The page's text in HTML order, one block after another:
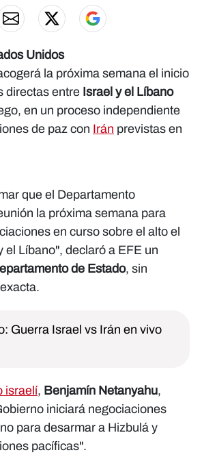
Unidos
la próxima semana el inicio
directas entre Israel y el Líbano
en un proceso independiente
de paz con Irán previstas en
que el Departamento
la próxima semana para
en curso sobre el alto el
el Líbano", declaró a EFE un
de Estado, sin
Guerra Israel vs Irán en vivo
israelí, Benjamín Netanyahu,
iniciará negociaciones
para desarmar a Hizbulá y
pacíficas".